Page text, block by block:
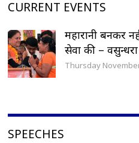
CURRENT EVENTS
महारानी बनकर
सेवा की –
Thursday
SPEECHES